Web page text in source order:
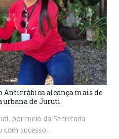
Antirrábica alcança mais de
urbana de Juruti
por meio da Secretaria
com sucesso…